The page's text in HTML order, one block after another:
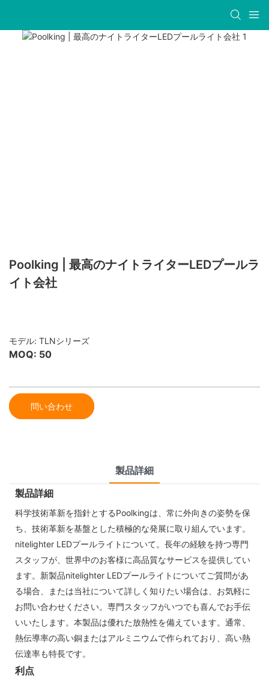
Poolking | 最高のナイトライターLEDプールラ
イト会社
モデル: TLNシリーズ
MOQ: 50
問い合わせ
製品詳細
製品詳細
科学技術革新を指針とするPoolkingは、常に外向きの姿勢を保
ち、技術革新を基盤とした積極的な発展に取り組んでいます。
nitelighter LEDプールライトについて。長年の経験を持つ専門
スタッフが、世界中のお客様に高品質なサービスを提供してい
ます。新製品nitelighter LEDプールライトについてご質問があ
る場合、または当社について詳しく知りたい場合は、お気軽に
お問い合わせください。専門スタッフがいつでも喜んでお手伝
いいたします。本製品は優れた放熱性を備えています。通常、
熱伝導率の高い銅またはアルミニウムで作られており、高い熱
伝達率も特長です。
利点